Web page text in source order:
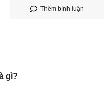
Thêm bình luận
gì?